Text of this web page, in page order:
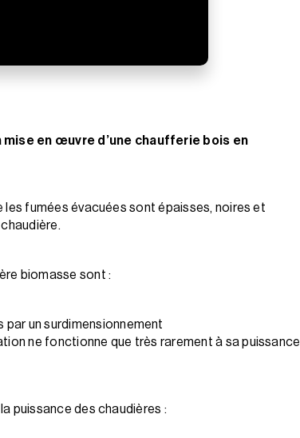
en œuvre d’une chaufferie bois en
fumées évacuées sont épaisses, noires et
biomasse sont :
un surdimensionnement
ne fonctionne que très rarement à sa puissance
puissance des chaudières :